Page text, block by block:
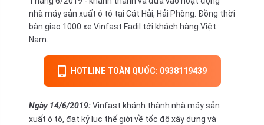
nhà máy sản xuất ô tô tại Cát Hải, Hải Phòng. Đồng thời
bàn giao 1000 xe Vinfast Fadil tới khách hàng Việt
Nam.
HOTLINE TOÀN QUỐC: 0938119439
Ngày 14/6/2019:Vinfast khánh thành nhà máy sản
xuất ô tô, đạt kỷ lục thế giới về tốc độ xây dựng và